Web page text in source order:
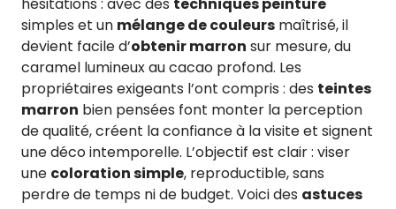
simples et un mélange de couleurs maîtrisé, il
devient facile d’obtenir marron sur mesure, du
caramel lumineux au cacao profond. Les
propriétaires exigeants l’ont compris : des teintes
marron bien pensées font monter la perception
de qualité, créent la confiance à la visite et signent
une déco intemporelle. L’objectif est clair : viser
une coloration simple, reproductible, sans
perdre de temps ni de budget. Voici des astuces